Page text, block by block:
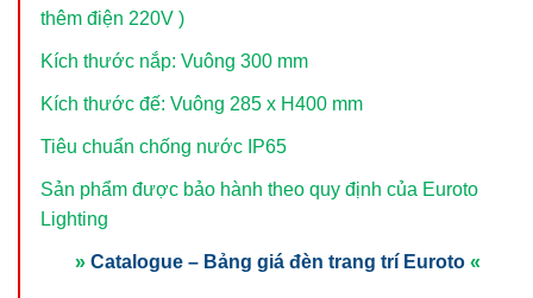
thêm điện 220V )
Kích thước nắp: Vuông 300 mm
Kích thước đế: Vuông 285 x H400 mm
Tiêu chuẩn chống nước IP65
Sản phẩm được bảo hành theo quy định của Euroto
Lighting
» Catalogue – Bảng giá đèn trang trí Euroto «